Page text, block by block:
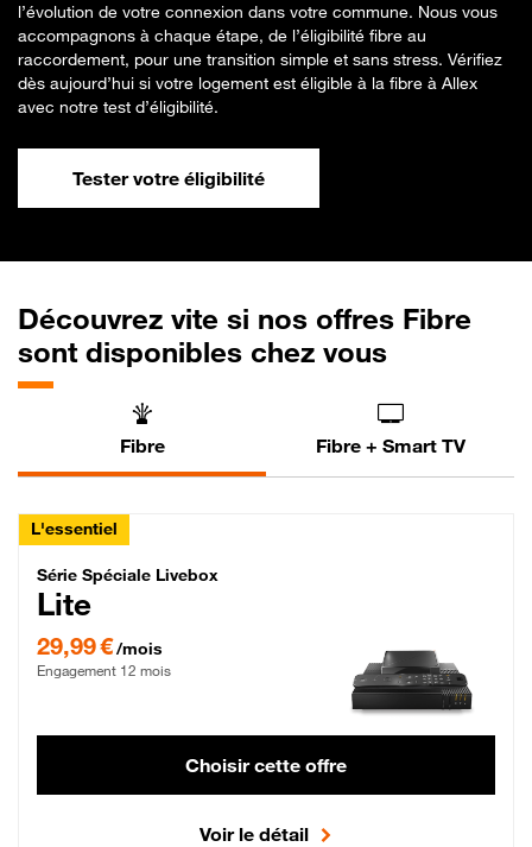
l’évolution de votre connexion dans votre commune. Nous vous
accompagnons à chaque étape, de l’éligibilité fibre au
raccordement, pour une transition simple et sans stress. Vérifiez
dès aujourd’hui si votre logement est éligible à la fibre à Allex
avec notre test d’éligibilité.
Tester votre éligibilité
Découvrez vite si nos offres Fibre
sont disponibles chez vous
Fibre Fibre + Smart TV
L'essentiel
Série Spéciale Livebox Lite Fibre
Série Spéciale Livebox
Lite
29,99 €/mois
Engagement 12 mois
Choisir cette offre
Voir le détail